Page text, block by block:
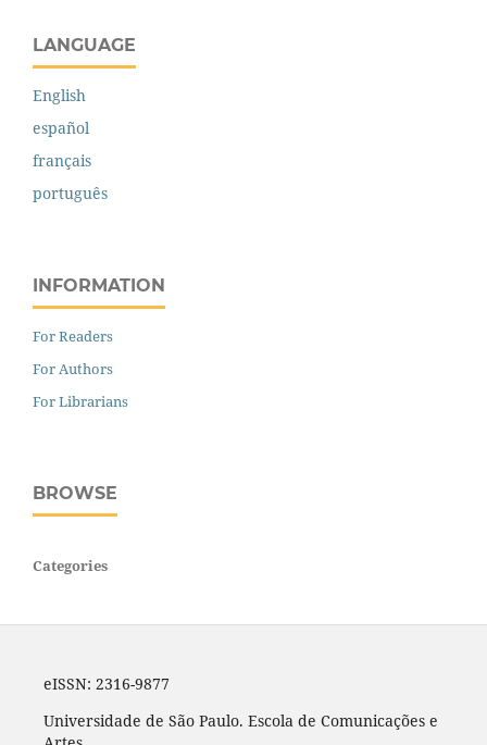
LANGUAGE
English
español
français
português
INFORMATION
For Readers
For Authors
For Librarians
BROWSE
Categories
eISSN: 2316-9877
Universidade de São Paulo. Escola de Comunicações e